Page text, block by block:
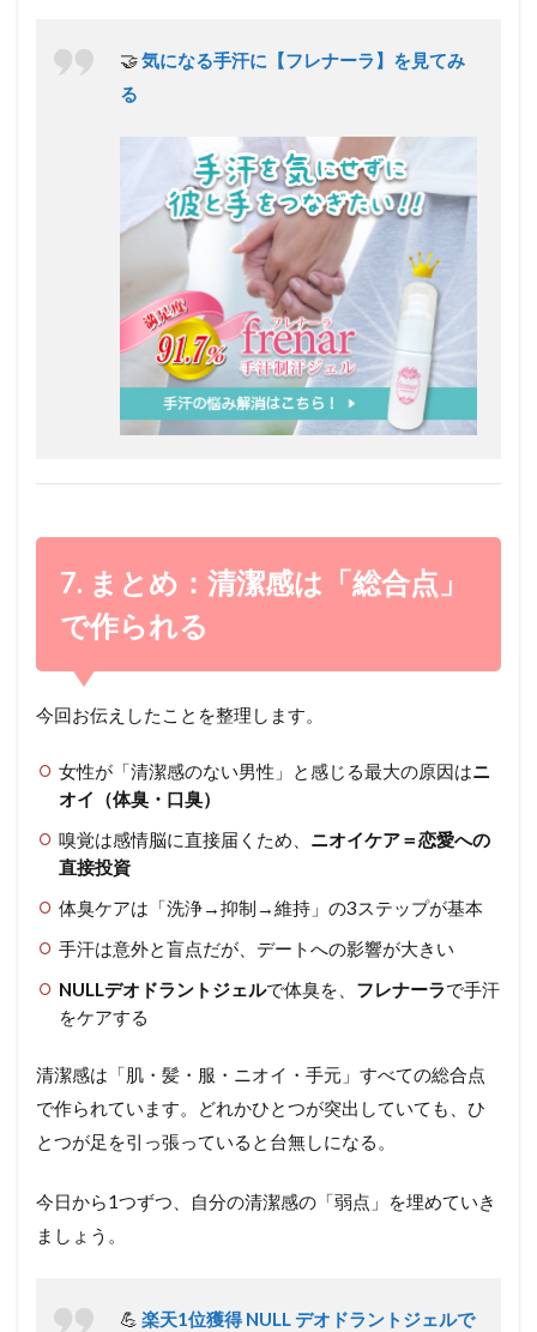
🤝気になる手汗に【フレナーラ】を見てみ
る
7. まとめ：清潔感は「総合点」
で作られる
今回お伝えしたことを整理します。
女性が「清潔感のない男性」と感じる最大の原因はニ
オイ（体臭・口臭）
嗅覚は感情脳に直接届くため、 ニオイケア＝恋愛への
直接投資
体臭ケアは「洗浄→抑制→維持」の3ステップが基本
手汗は意外と盲点だが、デートへの影響が大きい
NULLデオドラントジェルで体臭を、 フレナーラで手汗
をケアする
清潔感は「肌・髪・服・ニオイ・手元」すべての総合点
で作られています。どれかひとつが突出していても、ひ
とつが足を引っ張っていると台無しになる。
今日から1つずつ、自分の清潔感の「弱点」を埋めていき
ましょう。
💪 楽天1位獲得 NULL デオドラントジェルで